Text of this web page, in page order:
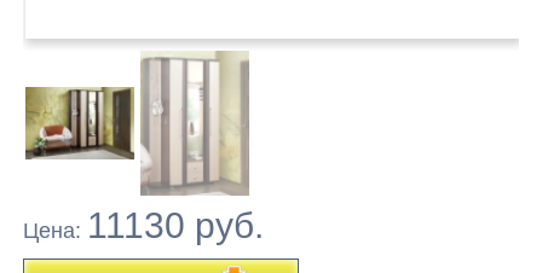
Цена: 11130 руб.